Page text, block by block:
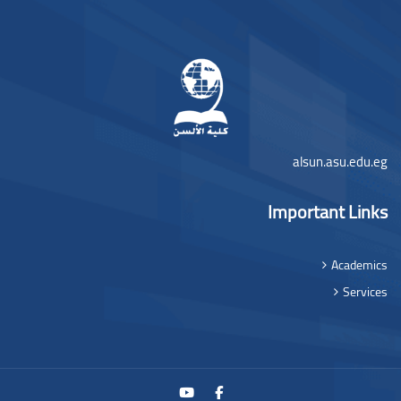
alsun.asu.edu.eg
Important Links
Academics
Services